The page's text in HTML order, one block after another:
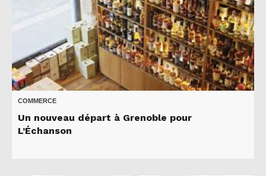
COMMERCE
Un nouveau départ à Grenoble pour
L’Échanson